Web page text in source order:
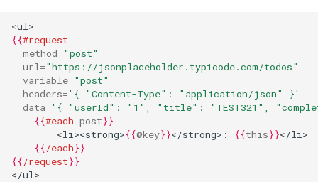
<ul>
{{#request
method="post"
url="https://jsonplaceholder.typicode.com/todos"
variable="post"
headers='{ "Content-Type": "application/json" }'
data='{ "userId": "1", "title": "TEST321",
{{#each post}}
        <li><strong>
{{@key}}</strong>: {{this}}</li>
{{/each}}
{{/request}}
</ul>